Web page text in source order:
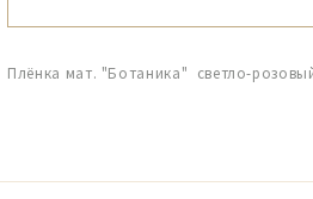
Плёнка мат. "Ботаника" светло-